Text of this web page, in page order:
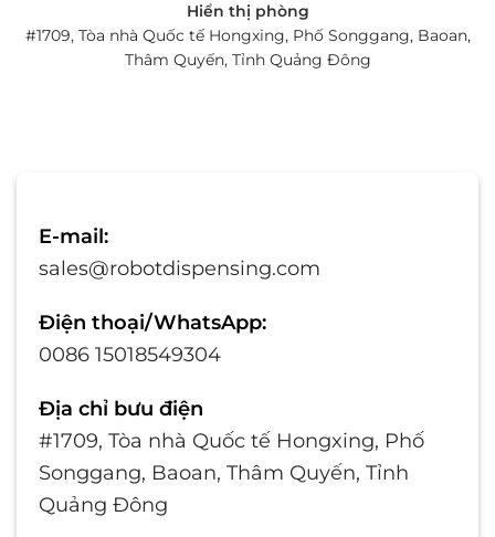
Hiển thị phòng
#1709, Tòa nhà Quốc tế Hongxing, Phố Songgang, Baoan,
Thâm Quyến, Tỉnh Quảng Đông
E-mail:
sales@robotdispensing.com
Điện thoại/WhatsApp:
0086 15018549304
Địa chỉ bưu điện
#1709, Tòa nhà Quốc tế Hongxing, Phố
Songgang, Baoan, Thâm Quyến, Tỉnh
Quảng Đông